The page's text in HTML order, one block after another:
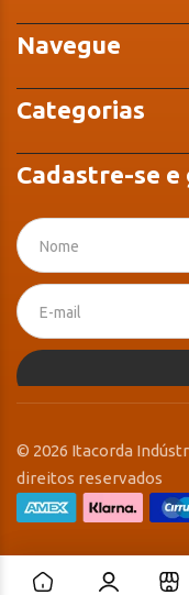
Navegue
Categorias
Cadastre-se e
© 2026 Itacorda
direitos reservados